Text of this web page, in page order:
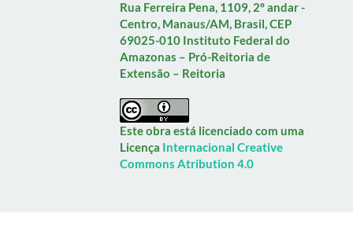
Rua Ferreira Pena, 1109, 2º andar -
Centro, Manaus/AM, Brasil, CEP
69025-010 Instituto Federal do
Amazonas – Pró-Reitoria de
Extensão – Reitoria
Este obra está licenciado com uma
Licença Internacional Creative
Commons Atribution 4.0